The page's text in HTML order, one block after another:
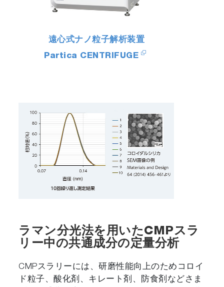
遠心式ナノ粒子解析装置
Partica CENTRIFUGE
ラマン分光法を用いたCMPスラ
リー中の共通成分の定量分析
CMPスラリーには、研磨性能向上のためコロイ
ド粒子、酸化剤、キレート剤、防食剤などさま